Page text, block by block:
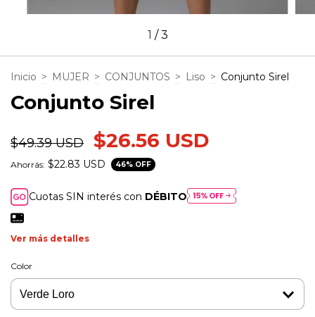
1 /3
Inicio > MUJER > CONJUNTOS > Liso > Conjunto Sirel
Conjunto Sirel
$49.39 USD $26.56 USD
Ahorrás: $22.83 USD 46% OFF
Cuotas SIN interés con DÉBITO
Ver más detalles
Color